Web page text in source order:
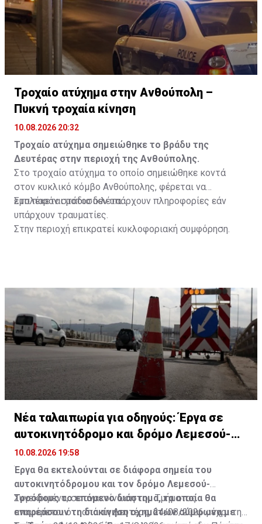
Τροχαίο ατύχημα στην Ανθούπολη –
Πυκνή τροχαία κίνηση
10.08.2026 20:32
Τροχαίο ατύχημα σημειώθηκε το βράδυ της
Δευτέρας στην περιοχή της Ανθούπολης.
Στο τροχαίο ατύχημα το οποίο σημειώθηκε κοντά
στον κυκλικό κόμβο Ανθούπολης, φέρεται να
εμπλέκεται μοτοσικλέτα.
Στο παρόν στάδιο δεν υπάρχουν πληροφορίες εάν
υπάρχουν τραυματίες.
Στην περιοχή επικρατεί κυκλοφοριακή συμφόρηση.
Νέα ταλαιπωρία για οδηγούς: Έργα σε
αυτοκινητόδρομο και δρόμο Λεμεσού-
Τροόδους
10.08.2026 19:58
Έργα θα εκτελούνται σε διάφορα σημεία του
αυτοκινητόδρομου και τον δρόμο Λεμεσού-
Τροόδους το επόμενο διάστημα, τα οποία θα
επηρεάσουν τη διακίνηση οχημάτων σύμφωνα με
Συγεκριμένα, σε ανακοίνωση του Τμήματος
αναφέρεται ότι από τη Δευτέρα, 24/08/2026 μέχρι την